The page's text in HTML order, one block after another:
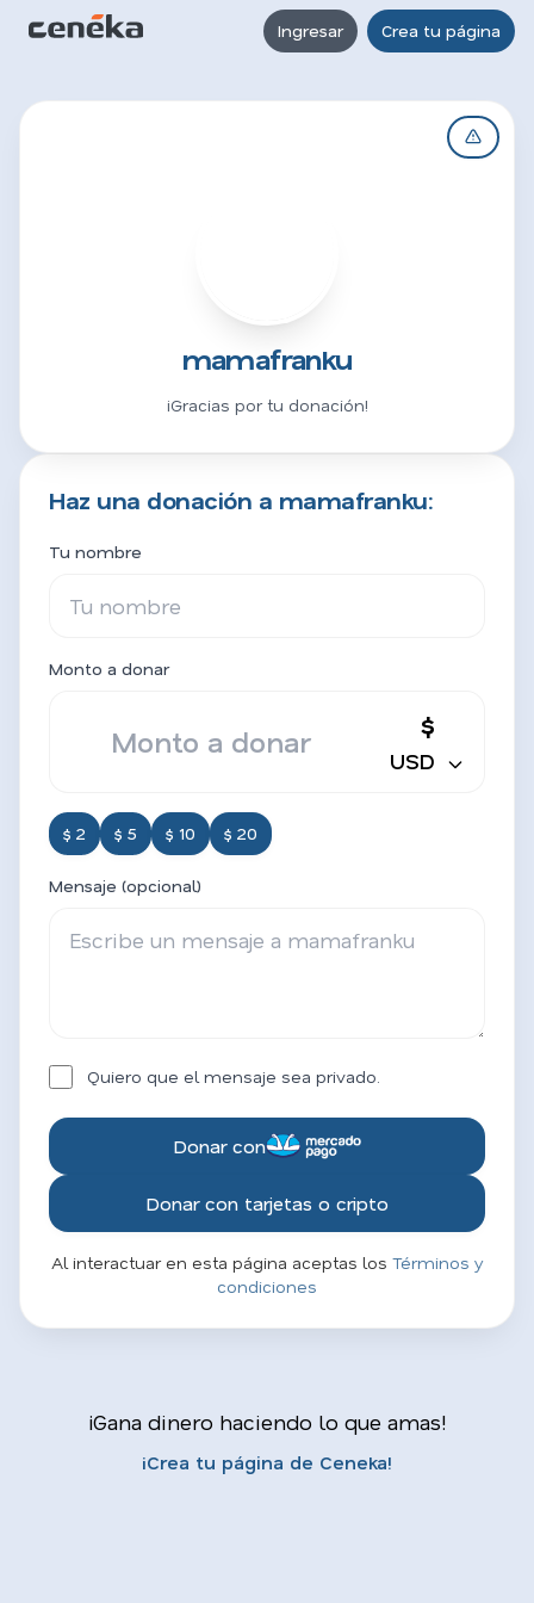
Ingresar Crea tu página
mamafranku
¡Gracias por tu donación!
Haz una donación a mamafranku:
Tu nombre
Monto a donar
$
USD
$ 2 $ 5 $ 10 $ 20
Mensaje (opcional)
Quiero que el mensaje sea privado.
Donar con
Donar con tarjetas o cripto
Al interactuar en esta página aceptas los Términos y
condiciones
¡Gana dinero haciendo lo que amas!
¡Crea tu página de Ceneka!